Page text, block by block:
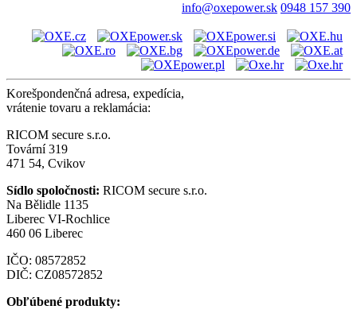
info@oxepower.sk 0948 157 390
Korešpondenčná adresa, expedícia,
vrátenie tovaru a reklamácia:
RICOM secure s.r.o.
Tovární 319
471 54, Cvikov
Sídlo spoločnosti: RICOM secure s.r.o.
Na Bělidle 1135
Liberec VI-Rochlice
460 06 Liberec
IČO: 08572852
DIČ: CZ08572852
Obľúbené produkty: